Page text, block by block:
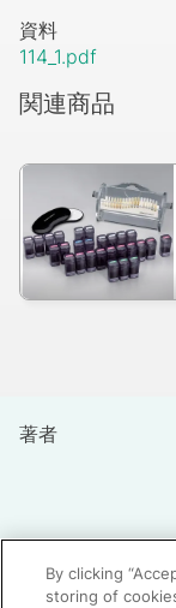
資料
114_1.pdf
関連商品
著者
By clicking
storing of